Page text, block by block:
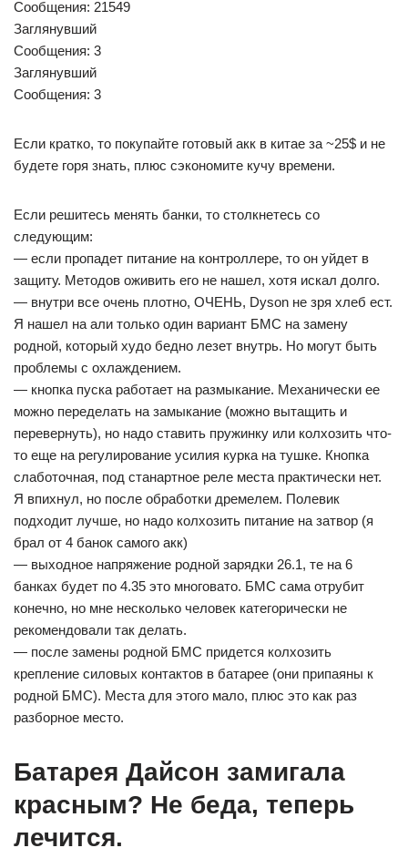
Сообщения: 21549
Заглянувший
Сообщения: 3
Заглянувший
Сообщения: 3
Если кратко, то покупайте готовый акк в китае за ~25$ и не
будете горя знать, плюс сэкономите кучу времени.
Если решитесь менять банки, то столкнетесь со
следующим:
— если пропадет питание на контроллере, то он уйдет в
защиту. Методов оживить его не нашел, хотя искал долго.
— внутри все очень плотно, ОЧЕНЬ, Dyson не зря хлеб ест.
Я нашел на али только один вариант БМС на замену
родной, который худо бедно лезет внутрь. Но могут быть
проблемы с охлаждением.
— кнопка пуска работает на размыкание. Механически ее
можно переделать на замыкание (можно вытащить и
перевернуть), но надо ставить пружинку или колхозить что-
то еще на регулирование усилия курка на тушке. Кнопка
слаботочная, под станартное реле места практически нет.
Я впихнул, но после обработки дремелем. Полевик
подходит лучше, но надо колхозить питание на затвор (я
брал от 4 банок самого акк)
— выходное напряжение родной зарядки 26.1, те на 6
банках будет по 4.35 это многовато. БМС сама отрубит
конечно, но мне несколько человек категорически не
рекомендовали так делать.
— после замены родной БМС придется колхозить
крепление силовых контактов в батарее (они припаяны к
родной БМС). Места для этого мало, плюс это как раз
разборное место.
Батарея Дайсон замигала
красным? Не беда, теперь
лечится.